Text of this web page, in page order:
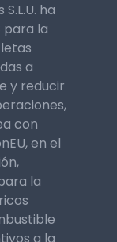
ha
para la
a
y reducir
con
en el
la